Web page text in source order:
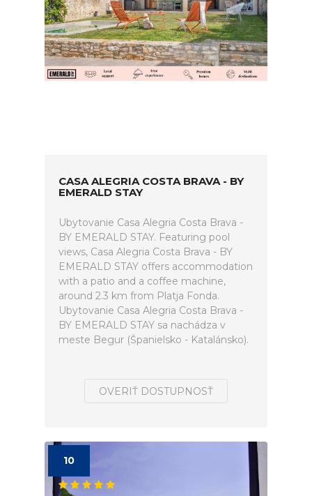
CASA ALEGRIA COSTA BRAVA - BY
EMERALD STAY
Ubytovanie Casa Alegria Costa Brava -
BY EMERALD STAY. Featuring pool
views, Casa Alegria Costa Brava - BY
EMERALD STAY offers accommodation
with a patio and a coffee machine,
around 2.3 km from Platja Fonda.
Ubytovanie Casa Alegria Costa Brava -
BY EMERALD STAY sa nachádza v
meste Begur (Španielsko - Katalánsko).
OVERIŤ DOSTUPNOSŤ
10